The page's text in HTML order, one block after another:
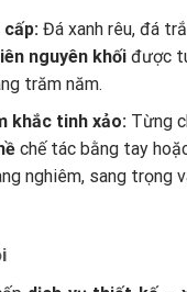
cấp:Đá xanh rêu, đá
nguyên khốiđược
trăm năm.
khắc tinh xảo:Từng
chế tác bằng tay
nghiêm, sang trọng